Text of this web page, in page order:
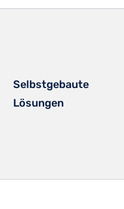
Selbstgebaute
Lösungen